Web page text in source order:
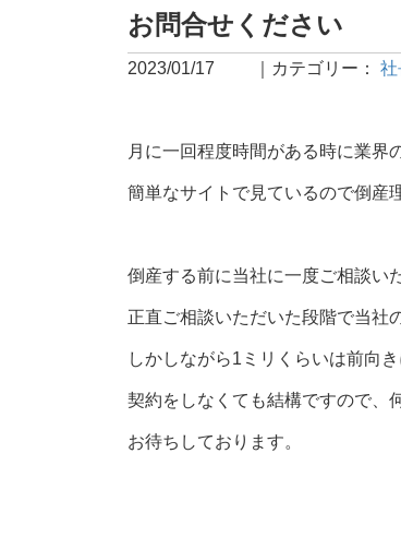
お問合せください
2023/01/17 カテゴリー： 社
月に一回程度時間がある時に業界
簡単なサイトで見ているので倒産
倒産する前に当社に一度ご相談い
正直ご相談いただいた段階で当社
しかしながら1ミリくらいは前向
契約をしなくても結構ですので、
お待ちしております。